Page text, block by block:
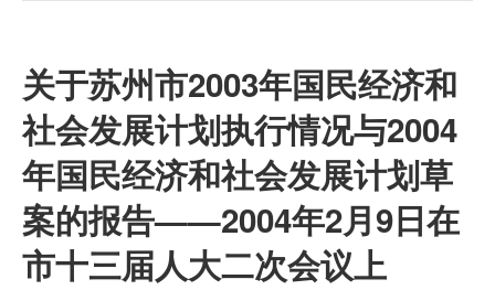
关于苏州市2003年国民经济和
社会发展计划执行情况与2004
年国民经济和社会发展计划草
案的报告——2004年2月9日在
市十三届人大二次会议上